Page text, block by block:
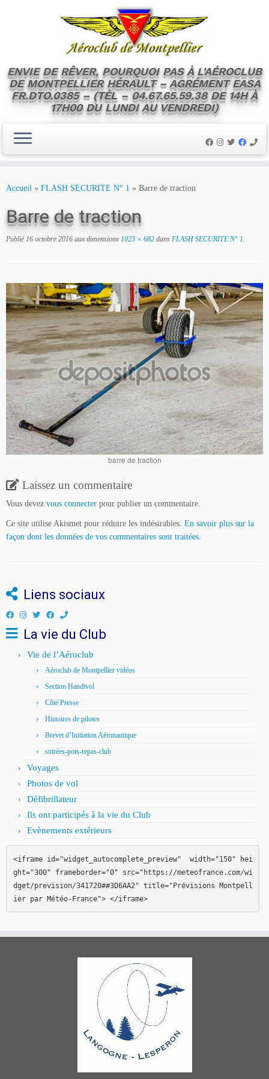
ENVIE DE RÊVER, POURQUOI PAS À L'AÉROCLUB
DE MONTPELLIER HÉRAULT – AGRÉMENT EASA
FR.DTO.0385 – (TÉL – 04.67.65.59.38 DE 14H À
17H00 DU LUNDI AU VENDREDI)
Accueil » FLASH SECURITE N° 1 » Barre de traction
Barre de traction
Publié 16 octobre 2016 aux dimensions 1023 × 682 dans FLASH SECURITE N° 1.
barre de traction
Laissez un commentaire
Vous devez vous connecter pour publier un commentaire.
Ce site utilise Akismet pour réduire les indésirables. En savoir plus sur la
façon dont les données de vos commentaires sont traitées.
Liens sociaux
La vie du Club
Vie de l’Aéroclub
Aéroclub de Montpellier vidéos
Section Handivol
Côté Presse
Histoires de pilotes
Brevet d’Initiation Aéronautique
soirées-pots-repas-club
Voyages
Photos de vol
Défibrillateur
Ils ont participés à la vie du Club
Evènements extérieurs
<iframe id="widget_autocomplete_preview"  width="150" hei
ght="300" frameborder="0" src="https://meteofrance.com/wi
dget/prevision/341720##3D6AA2" title="Prévisions Montpell
ier par Météo-France"> </iframe>